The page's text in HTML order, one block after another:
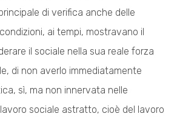
di verifica anche delle
ai tempi, mostravano il
il sociale nella sua reale forza
di non averlo immediatamente
sì, ma non innervata nelle
sociale astratto, cioè del lavoro